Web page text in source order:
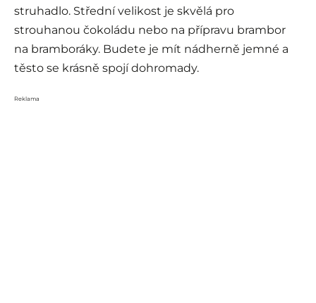
struhadlo. Střední velikost je skvělá pro
strouhanou čokoládu nebo na přípravu brambor
na bramboráky. Budete je mít nádherně jemné a
těsto se krásně spojí dohromady.
Reklama